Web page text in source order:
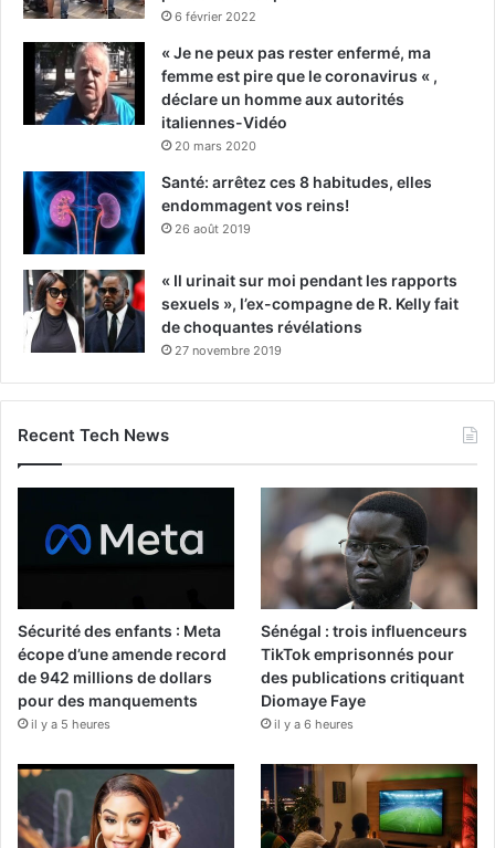
6 février 2022
« Je ne peux pas rester enfermé, ma
femme est pire que le coronavirus « ,
déclare un homme aux autorités
italiennes-Vidéo
20 mars 2020
Santé: arrêtez ces 8 habitudes, elles
endommagent vos reins!
26 août 2019
« Il urinait sur moi pendant les rapports
sexuels », l’ex-compagne de R. Kelly fait
de choquantes révélations
27 novembre 2019
Recent Tech News
Sécurité des enfants : Meta
écope d’une amende record
de 942 millions de dollars
pour des manquements
il y a 5 heures
Sénégal : trois influenceurs
TikTok emprisonnés pour
des publications critiquant
Diomaye Faye
il y a 6 heures